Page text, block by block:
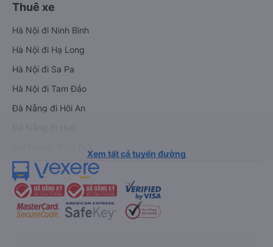
Thuê xe
Hà Nội đi Ninh Bình
Hà Nội đi Hạ Long
Hà Nội đi Sa Pa
Hà Nội đi Tam Đảo
Đà Nẵng đi Hội An
Xem tất cả tuyến đường